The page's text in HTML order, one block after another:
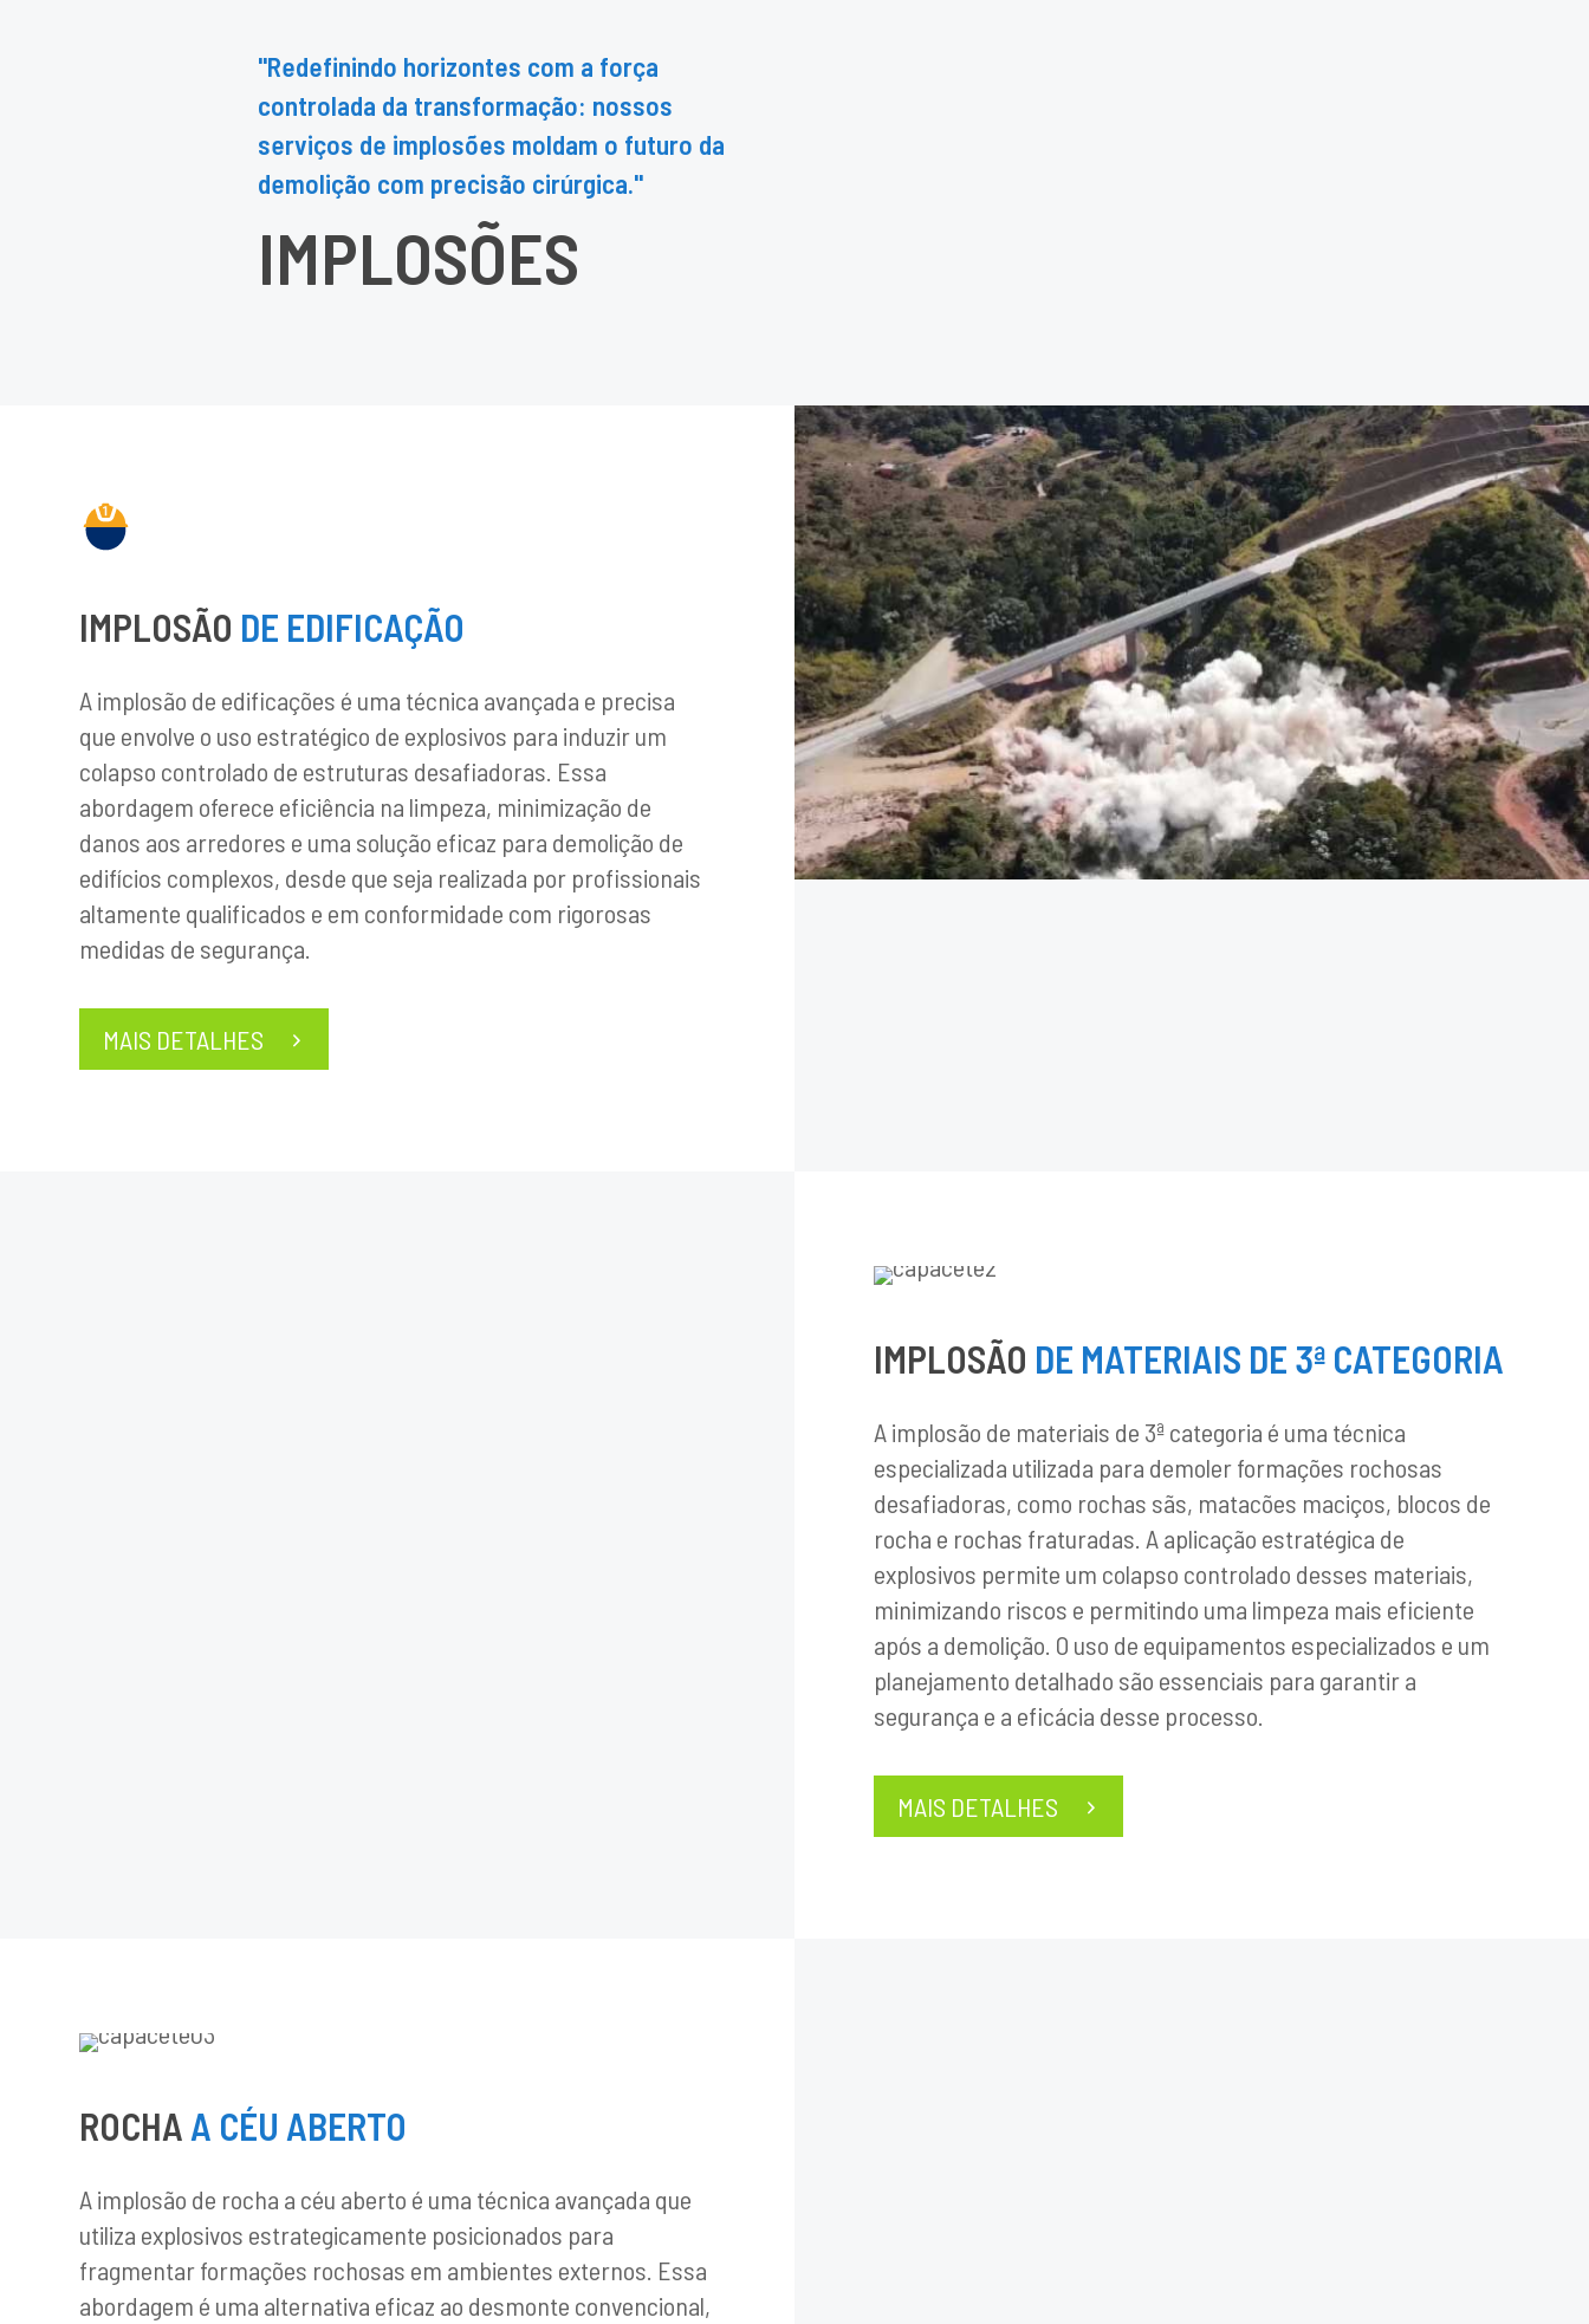
"Redefinindo horizontes com a força
controlada da transformação: nossos
serviços de implosões moldam o futuro da
demolição com precisão cirúrgica."
IMPLOSÕES
IMPLOSÃO DE EDIFICAÇÃO
A implosão de edificações é uma técnica avançada e precisa
que envolve o uso estratégico de explosivos para induzir um
colapso controlado de estruturas desafiadoras. Essa
abordagem oferece eficiência na limpeza, minimização de
danos aos arredores e uma solução eficaz para demolição de
edifícios complexos, desde que seja realizada por profissionais
altamente qualificados e em conformidade com rigorosas
medidas de segurança.
MAIS DETALHES
IMPLOSÃO DE MATERIAIS DE 3ª CATEGORIA
A implosão de materiais de 3ª categoria é uma técnica
especializada utilizada para demoler formações rochosas
desafiadoras, como rochas sãs, matacões maciços, blocos de
rocha e rochas fraturadas. A aplicação estratégica de
explosivos permite um colapso controlado desses materiais,
minimizando riscos e permitindo uma limpeza mais eficiente
após a demolição. O uso de equipamentos especializados e um
planejamento detalhado são essenciais para garantir a
segurança e a eficácia desse processo.
MAIS DETALHES
ROCHA A CÉU ABERTO
A implosão de rocha a céu aberto é uma técnica avançada que
utiliza explosivos estrategicamente posicionados para
fragmentar formações rochosas em ambientes externos. Essa
abordagem é uma alternativa eficaz ao desmonte convencional,